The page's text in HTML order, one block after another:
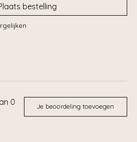
bestelling
0
Je beoordeling toevoegen